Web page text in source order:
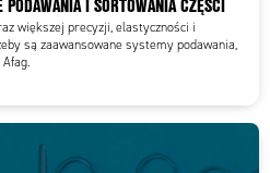
PODAWANIA I SORTOWANIA CZĘŚCI
większej precyzji, elastyczności i
są zaawansowane systemy podawania,